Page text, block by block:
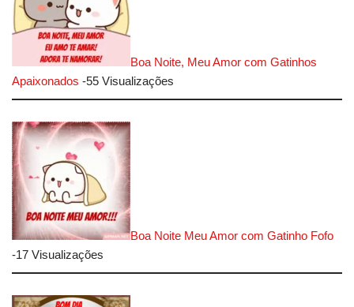
Boa Noite, Meu Amor com Gatinhos
Apaixonados -55 Visualizações
Boa Noite Meu Amor com Gatinho Fofo
-17 Visualizações